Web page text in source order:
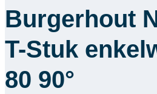
Burgerhout
T-Stuk
80 90°